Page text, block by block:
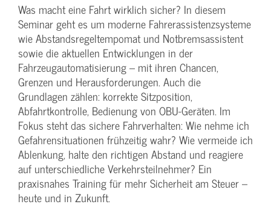
Was macht eine Fahrt wirklich sicher? In diesem
Seminar geht es um moderne Fahrerassistenzsysteme
wie Abstandsregeltempomat und Notbremsassistent
sowie die aktuellen Entwicklungen in der
Fahrzeugautomatisierung – mit ihren Chancen,
Grenzen und Herausforderungen. Auch die
Grundlagen zählen: korrekte Sitzposition,
Abfahrtkontrolle, Bedienung von OBU-Geräten. Im
Fokus steht das sichere Fahrverhalten: Wie nehme ich
Gefahrensituationen frühzeitig wahr? Wie vermeide ich
Ablenkung, halte den richtigen Abstand und reagiere
auf unterschiedliche Verkehrsteilnehmer? Ein
praxisnahes Training für mehr Sicherheit am Steuer –
heute und in Zukunft.